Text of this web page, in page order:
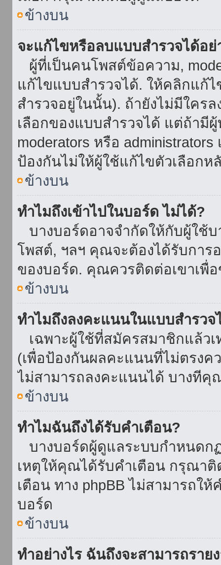
ข้างบน
จะแก้ไขหรือลบแบบสำรวจได้อย่
ผู้ที่เป็นคนโพสต์ข้อความ,
แก้ไขแบบสำรวจได้. ให้คลิกแก้
สำรวจอยู่ในนั้น). ถ้ายังไม่มีใค
เลือกของแบบสำรวจได้ แต่ถ้ามี
moderators หรือ
ป้องกันไม่ให้ผู้ใช้แก้ไขตัวเลือกห
ข้างบน
ทำไมถึงเข้าไปในบอร์ด ไม่ได้?
บางบอร์ดอาจจำกัดให้กับผู้ใช้บ
โพสต์, ฯลฯ คุณจะต้องได้รับการ
ของบอร์ด. คุณควรติดต่อเขาเพื่
ข้างบน
ทำไมถึงลงคะแนนในแบบสำรวจ
เฉพาะผู้ใช้ที่สมัครสมาชิกแล้ว
(เพื่อป้องกันผลคะแนนที่ไม่ตรง
ไม่สามารถลงคะแนนได้ บางที
ข้างบน
ทำไมฉันถึงได้รับคำเตือน?
บางบอร์ดผู้ดูแลระบบกำหนดก
เหตุให้คุณได้รับคำเตือน กรุณา
เตือน ทาง phpBB ไม่สามารถใ
บอร์ด
ข้างบน
ทำอย่างไร ฉันถึงจะสามารถรา